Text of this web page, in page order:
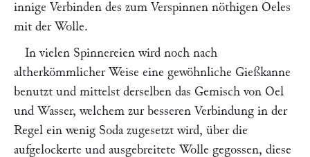
innige Verbinden des zum Verspinnen nöthigen Oeles
mit der Wolle.
In vielen Spinnereien wird noch nach
altherkömmlicher Weise eine gewöhnliche Gießkanne
benutzt und mittelst derselben das Gemisch von Oel
und Wasser, welchem zur besseren Verbindung in der
Regel ein wenig Soda zugesetzt wird, über die
aufgelockerte und ausgebreitete Wolle gegossen, diese